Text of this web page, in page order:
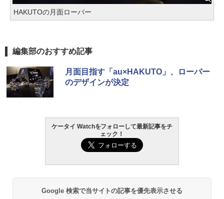
HAKUTOの月面ローバー
編集部のおすすめ記事
月面目指す「au×HAKUTO」、ローバー
のデザインが決定
ケータイ Watchをフォローして最新記事をチ
ェック！
Google 検索で当サイトの記事を優先表示させる